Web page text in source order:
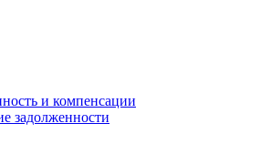
и компенсации
задолженности